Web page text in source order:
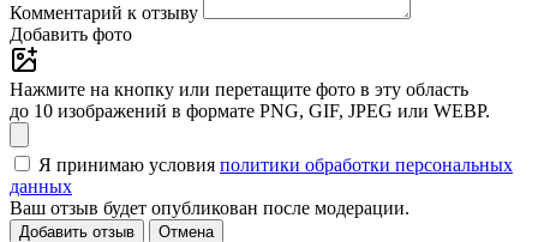
Комментарий к отзыву
Добавить фото
Нажмите на кнопку или перетащите фото в эту область
до 10 изображений в формате PNG, GIF, JPEG или WEBP.
Я принимаю условия политики обработки персональных
данных
Ваш отзыв будет опубликован после модерации.
Добавить отзыв Отмена